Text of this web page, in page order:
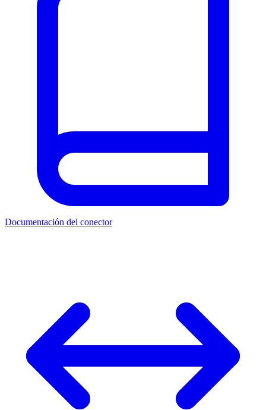
Documentación del conector